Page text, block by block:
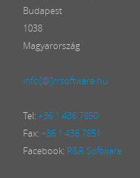
Budapest
1038
Magyarország
info[@]rrsoftware.hu
Tel: +36 1 436 7850
Fax: +36 1 436 7851
Facebook: R&R Software